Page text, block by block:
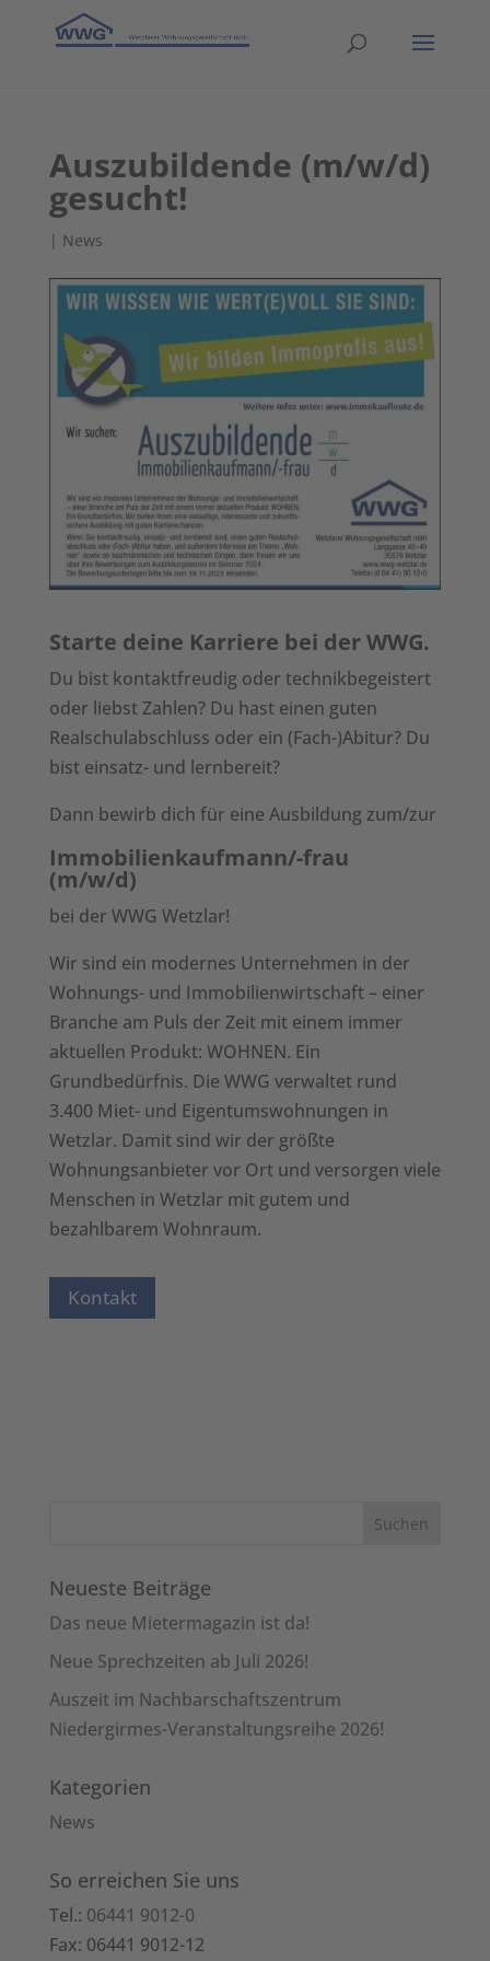
Auszubildende (m/w/d)
gesucht!
| News
Starte deine Karriere bei der WWG.
Du bist kontaktfreudig oder technikbegeistert
oder liebst Zahlen? Du hast einen guten
Realschulabschluss oder ein (Fach-)Abitur? Du
bist einsatz- und lernbereit?
Dann bewirb dich für eine Ausbildung zum/zur
Immobilienkaufmann/-frau
(m/w/d)
bei der WWG Wetzlar!
Wir sind ein modernes Unternehmen in der
Wohnungs- und Immobilienwirtschaft – einer
Branche am Puls der Zeit mit einem immer
aktuellen Produkt: WOHNEN. Ein
Grundbedürfnis. Die WWG verwaltet rund
3.400 Miet- und Eigentumswohnungen in
Wetzlar. Damit sind wir der größte
Wohnungsanbieter vor Ort und versorgen viele
Menschen in Wetzlar mit gutem und
bezahlbarem Wohnraum.
Kontakt
Neueste Beiträge
Das neue Mietermagazin ist da!
Neue Sprechzeiten ab Juli 2026!
Auszeit im Nachbarschaftszentrum
Niedergirmes-Veranstaltungsreihe 2026!
Kategorien
News
So erreichen Sie uns
Tel.: 06441 9012-0
Fax: 06441 9012-12